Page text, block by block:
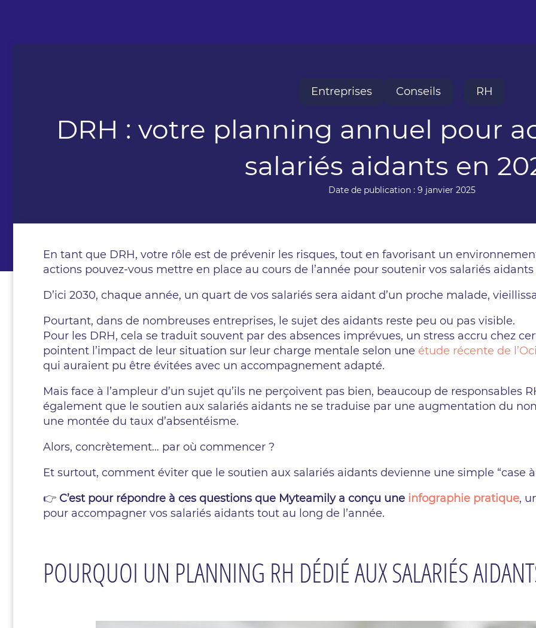
Entreprises Conseils RH
DRH : votre planning annuel pour
salariés aidants en
Date de publication : 9 janvier 2025
En tant que DRH, votre rôle est de prévenir les risques, tout en favorisant un
actions pouvez-vous mettre en place au cours de l’année pour soutenir vos salariés aidants
D’ici 2030, chaque année, un quart de vos salariés sera aidant d’un proche malade,
Pourtant, dans de nombreuses entreprises, le sujet des aidants reste peu ou pas visible.
Pour les DRH, cela se traduit souvent par des absences imprévues, un stress accru chez
pointent l’impact de leur situation sur leur charge mentale selon une étude récente de
qui auraient pu être évitées avec un accompagnement adapté.
Mais face à l’ampleur d’un sujet qu’ils ne perçoivent pas bien, beaucoup de responsables
également que le soutien aux salariés aidants ne se traduise par une augmentation du
une montée du taux d’absentéisme.
Alors, concrètement… par où commencer ?
Et surtout, comment éviter que le soutien aux salariés aidants devienne une simple “case à
👉 C’est pour répondre à ces questions que Myteamily a conçu une infographie pratique,
pour accompagner vos salariés aidants tout au long de l’année.
POURQUOI UN PLANNING RH DÉDIÉ AUX SALARIÉS